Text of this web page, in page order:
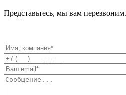
Представьтесь, мы вам перезвоним.